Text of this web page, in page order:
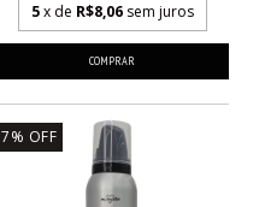
5 x de R$8,06 sem juros
7% OFF